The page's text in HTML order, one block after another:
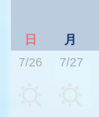
日 月
7/26
7/27